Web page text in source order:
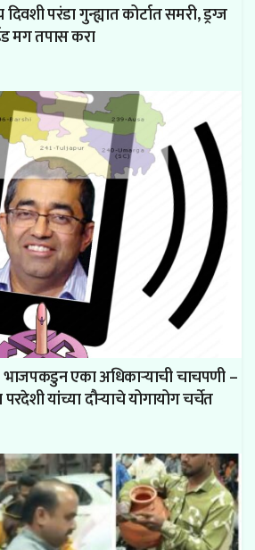
परंडा गुन्ह्यात कोर्टात समरी, ड्रग्ज
मग तपास करा
एका अधिकाऱ्याची चाचपणी –
यांच्या दौऱ्याचे योगायोग चर्चेत